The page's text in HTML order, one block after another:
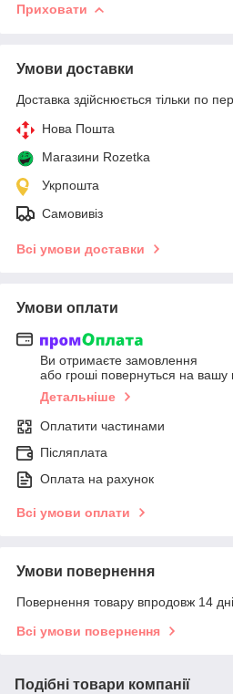
Приховати
Умови доставки
Доставка здійснюється тільки по
Нова Пошта
Магазини Rozetka
Укрпошта
Самовивіз
Всі умови доставки
Умови оплати
Ви отримаєте замовлення
або гроші повернуться на вашу
Детальніше
Оплатити частинами
Післяплата
Оплата на рахунок
Всі умови оплати
Умови повернення
Повернення товару впродовж 14
Всі умови повернення
Подібні товари компанії